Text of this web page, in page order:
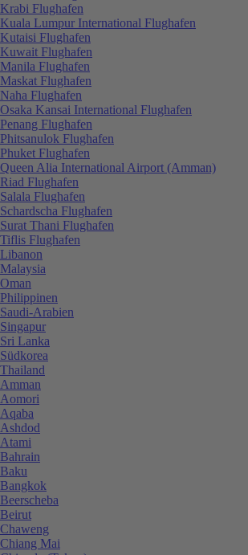
Krabi Flughafen
Kuala Lumpur International Flughafen
Kutaisi Flughafen
Kuwait Flughafen
Manila Flughafen
Maskat Flughafen
Naha Flughafen
Osaka Kansai International Flughafen
Penang Flughafen
Phitsanulok Flughafen
Phuket Flughafen
Queen Alia International Airport (Amman)
Riad Flughafen
Salala Flughafen
Schardscha Flughafen
Surat Thani Flughafen
Tiflis Flughafen
Libanon
Malaysia
Oman
Philippinen
Saudi-Arabien
Singapur
Sri Lanka
Südkorea
Thailand
Amman
Aomori
Aqaba
Ashdod
Atami
Bahrain
Baku
Bangkok
Beerscheba
Beirut
Chaweng
Chiang Mai